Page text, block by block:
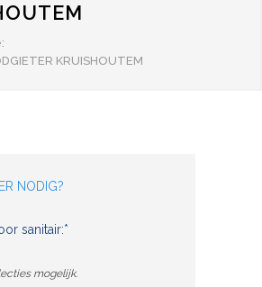
KRUISHOUTEM
NODIG?
sanitair:*
mogelijk.